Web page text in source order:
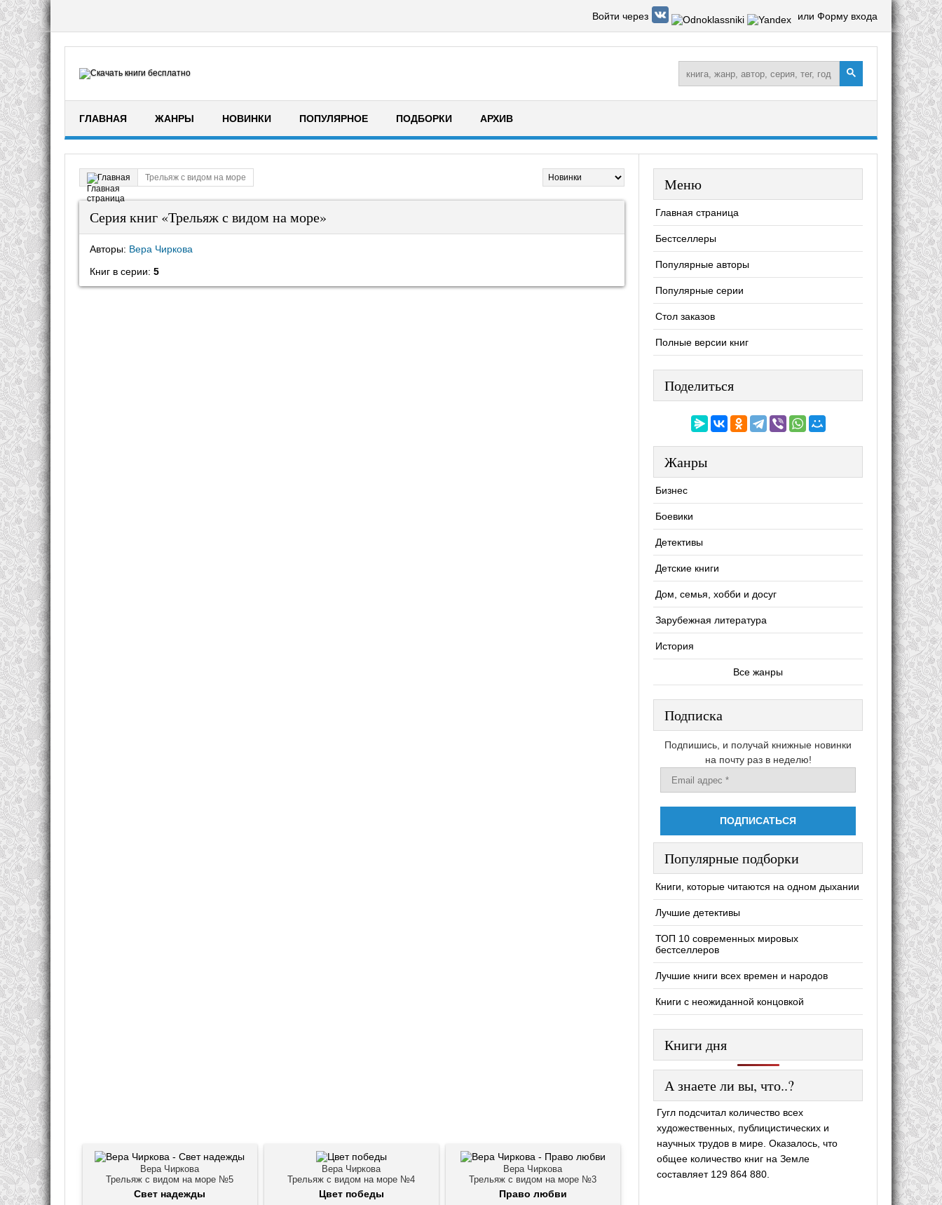
Войти через или Форму входа
ГЛАВНАЯ ЖАНРЫ НОВИНКИ ПОПУЛЯРНОЕ ПОДБОРКИ АРХИВ
Главная Трельяж с видом на море
Серия книг «Трельяж с видом на море»
Авторы: Вера Чиркова
Книг в серии: 5
Вера Чиркова
Трельяж с видом на море №5
Свет надежды
Вера Чиркова
Трельяж с видом на море №4
Цвет победы
Вера Чиркова
Трельяж с видом на море №3
Право любви
Меню
Главная страница
Бестселлеры
Популярные авторы
Популярные серии
Стол заказов
Полные версии книг
Поделиться
Жанры
Бизнес
Боевики
Детективы
Детские книги
Дом, семья, хобби и досуг
Зарубежная литература
История
Все жанры
Подписка
Подпишись, и получай книжные новинки
на почту раз в неделю!
Популярные подборки
Книги, которые читаются на одном дыхании
Лучшие детективы
ТОП 10 современных мировых
бестселлеров
Лучшие книги всех времен и народов
Книги с неожиданной концовкой
Книги дня
А знаете ли вы, что..?
Гугл подсчитал количество всех
художественных, публицистических и
научных трудов в мире. Оказалось, что
общее количество книг на Земле
составляет 129 864 880.